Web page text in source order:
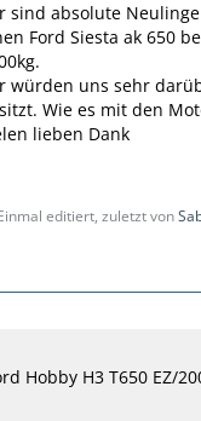
sind absolute
Ford Siesta ak 650
würden uns sehr
Wie es mit den
lieben Dank
editiert, zuletzt von
Hobby H3 T650 EZ/